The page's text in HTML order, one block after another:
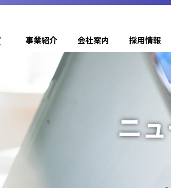
事業紹介 会社案内 採用情報
ニ